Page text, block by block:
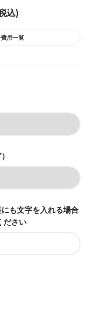
込)
用一覧
銀仕上げ（変色します）
円(税込)
（ロジウムメッキ）
円(税込)
も文字を入れる場合
さい